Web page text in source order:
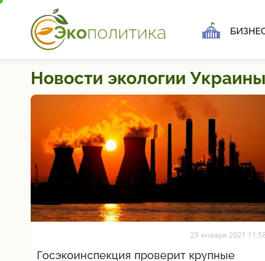
Новости экологии
29 января 2021
Госэкоинспекция проверит крупные